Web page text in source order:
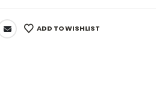
ADD TO WISHLIST